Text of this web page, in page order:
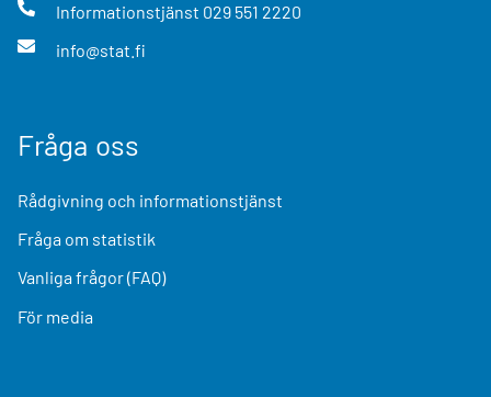
Informationstjänst 029 551 2220
info@stat.fi
Fråga oss
Rådgivning och informationstjänst
Fråga om statistik
Vanliga frågor (FAQ)
För media